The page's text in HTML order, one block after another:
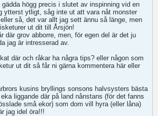
högg precis i slutet av inspinning vid en
ytterst ytligt, såg inte ut att vara nåt monster
så, det var allt jag sett ännu så länge, men
ut dit till Årsjön!
där grov abborre, men, för egen del är det ju
jag är intresserad av.
där och råkar ha några tips? eller någon som
ut dit så får ni gärna kommentera här eller
kusins bryllings sonsons halvsysters bästa
liggande där på land nånstans (för det fanns
små ekor) som dom vill hyra (eller låna)
jag idel öra!!!